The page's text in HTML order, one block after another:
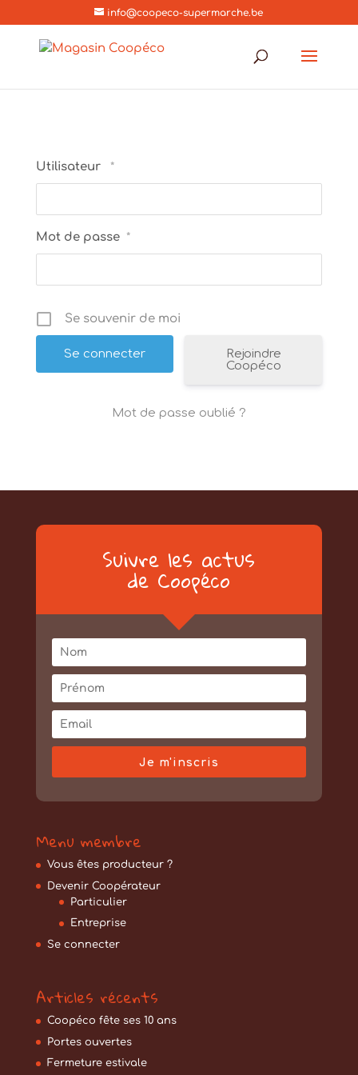
info@coopeco-supermarche.be
Utilisateur *
Mot de passe *
Se souvenir de moi
Rejoindre
Coopéco
Mot de passe oublié ?
Suivre les actus
de Coopéco
Je m'inscris
Menu membre
Vous êtes producteur ?
Devenir Coopérateur
Particulier
Entreprise
Se connecter
Articles récents
Coopéco fête ses 10 ans
Portes ouvertes
Fermeture estivale